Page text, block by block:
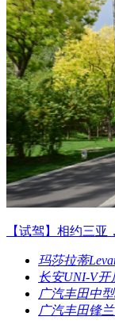
【试驾】相约三亚
玛莎拉蒂
长安UNI-V开
广汽丰田中
广汽丰田锋